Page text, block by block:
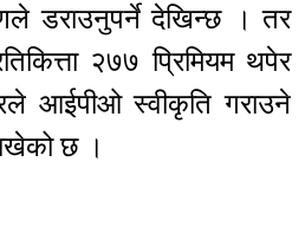
डराउनुपर्ने देखिन्छ । तर
२७७ प्रिमियम थपेर
आईपीओ स्वीकृति गराउने
छ ।